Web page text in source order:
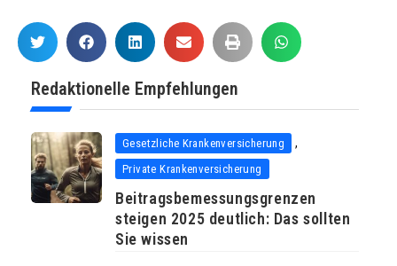
Redaktionelle Empfehlungen
Gesetzliche Krankenversicherung ,
Private Krankenversicherung
Beitragsbemessungsgrenzen
steigen 2025 deutlich: Das sollten
Sie wissen